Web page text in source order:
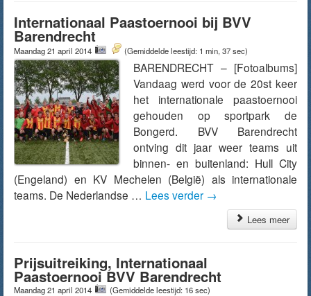
Internationaal Paastoernooi bij BVV
Barendrecht
Maandag 21 april 2014 (Gemiddelde leestijd: 1 min, 37 sec)
BARENDRECHT – [Fotoalbums]
Vandaag werd voor de 20st keer
het internationale paastoernooi
gehouden op sportpark de
Bongerd. BVV Barendrecht
ontving dit jaar weer teams uit
binnen- en buitenland: Hull City
(Engeland) en KV Mechelen (België) als internationale
teams. De Nederlandse … Lees verder →
Lees meer
Prijsuitreiking, Internationaal
Paastoernooi BVV Barendrecht
Maandag 21 april 2014 (Gemiddelde leestijd: 16 sec)